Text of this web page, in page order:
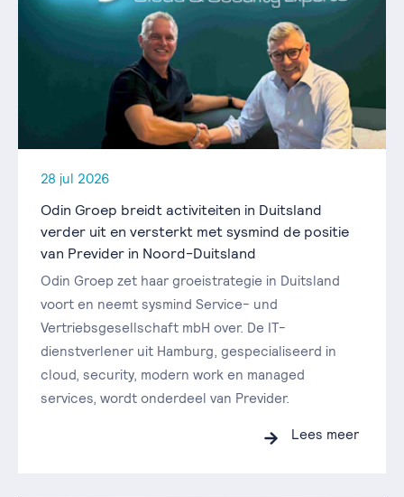
28 jul 2026
Odin Groep breidt activiteiten in Duitsland
verder uit en versterkt met sysmind de positie
van Previder in Noord-Duitsland
Odin Groep zet haar groeistrategie in Duitsland
voort en neemt sysmind Service- und
Vertriebsgesellschaft mbH over. De IT-
dienstverlener uit Hamburg, gespecialiseerd in
cloud, security, modern work en managed
services, wordt onderdeel van Previder.
Lees meer